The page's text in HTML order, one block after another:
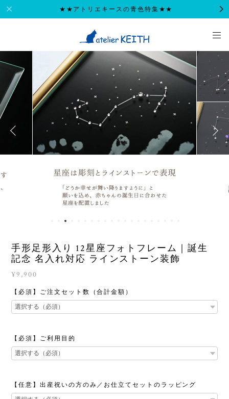
★★アトリエキースの青色特集★★
手形足形入り 12星座フォトフレーム｜誕生
記念 名入れ対応 ラインストーン装飾
¥9,900
【必須】ご注文セット数（合計金額）
【必須】ご利用目的
【任意】出産祝いの方のみ／お仕立てセットのラッピング